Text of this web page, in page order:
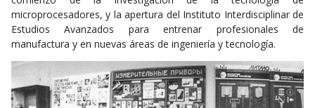
microprocesadores, y la apertura del Instituto Interdisciplinar de
Estudios Avanzados para entrenar profesionales de
manufactura y en nuevas áreas de ingeniería y tecnología.